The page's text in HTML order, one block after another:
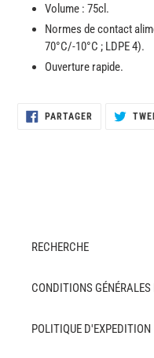
Volume : 75cl.
Normes de contact
70°C/-10°C ; LDPE 4).
Ouverture rapide.
PARTAGER PARTAGER
RECHERCHE
CONDITIONS
POLITIQUE D'EXPEDITION